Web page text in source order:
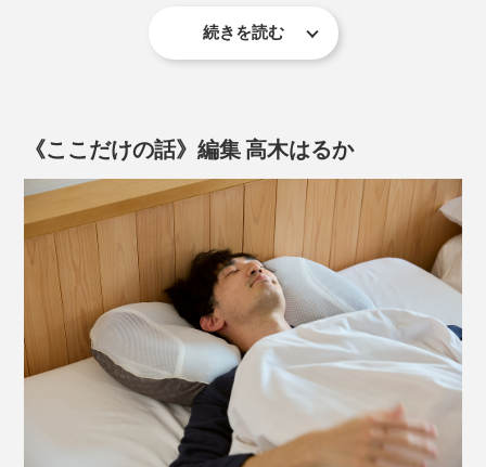
チ”の枕を開発しました」
っていたんですね。
で、心地よく横向き寝ができる構造になっています。
さらに、自然な寝返りが打てるように、枕の中心部（低
枕の中心部も、首のカーブに沿うように、上下はより低
い設計になっています。
こうした立体構造が、枕の中材の片寄りで変わらないよ
続きを読む
《ここだけの話》編集 高木はるか